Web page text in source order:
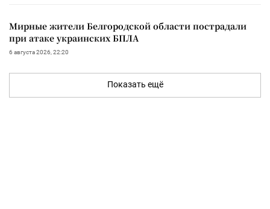
Мирные жители Белгородской области пострадали
при атаке украинских БПЛА
6 августа 2026, 22:20
Показать ещё